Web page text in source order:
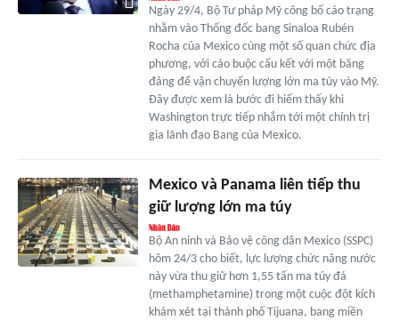
Ngày 29/4, Bộ Tư pháp Mỹ công bố cáo trạng
nhằm vào Thống đốc bang Sinaloa Rubén
Rocha của Mexico cùng một số quan chức địa
phương, với cáo buộc cấu kết với một băng
đảng để vận chuyển lượng lớn ma túy vào Mỹ.
Đây được xem là bước đi hiếm thấy khi
Washington trực tiếp nhắm tới một chính trị
gia lãnh đạo Bang của Mexico.
Mexico và Panama liên tiếp thu
giữ lượng lớn ma túy
Bộ An ninh và Bảo vệ công dân Mexico (SSPC)
hôm 24/3 cho biết, lực lượng chức năng nước
này vừa thu giữ hơn 1,55 tấn ma túy đá
(methamphetamine) trong một cuộc đột kích
khám xét tại thành phố Tijuana, bang miền